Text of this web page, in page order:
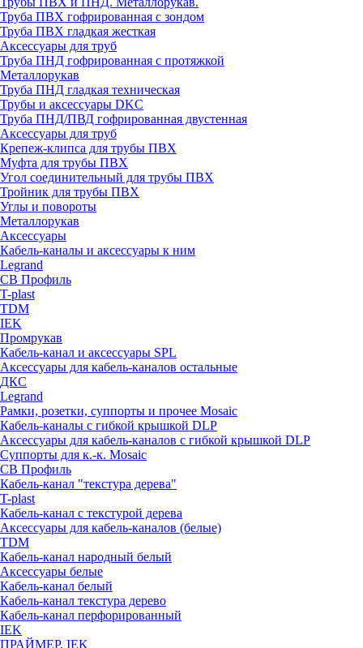
Труба ПВХ гофрированная с зондом
Труба ПВХ гладкая жесткая
Аксессуары для труб
Труба ПНД гофрированная с протяжкой
Металлорукав
Труба ПНД гладкая техническая
Трубы и аксессуары DKC
Труба ПНД/ПВД гофрированная двустенная
Аксессуары для труб
Крепеж-клипса для трубы ПВХ
Муфта для трубы ПВХ
Угол соединительный для трубы ПВХ
Тройник для трубы ПВХ
Углы и повороты
Металлорукав
Аксессуары
Кабель-каналы и аксессуары к ним
Legrand
СВ Профиль
T-plast
TDM
IEK
Промрукав
Кабель-канал и аксессуары SPL
Аксессуары для кабель-каналов остальные
ДКС
Legrand
Рамки, розетки, суппорты и прочее Mosaic
Кабель-каналы с гибкой крышкой DLP
Аксессуары для кабель-каналов с гибкой крышкой DLP
Суппорты для к.-к. Mosaic
СВ Профиль
Кабель-канал "текстура дерева"
T-plast
Кабель-канал с текстурой дерева
Аксессуары для кабель-каналов (белые)
TDM
Кабель-канал народный белый
Аксессуары белые
Кабель-канал белый
Кабель-канал текстура дерево
Кабель-канал перфорированный
IEK
ПРАЙМЕР, IEK